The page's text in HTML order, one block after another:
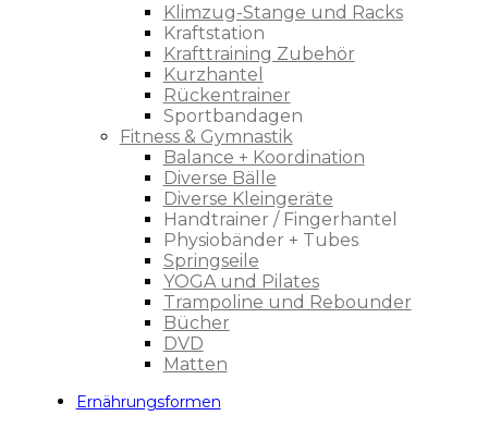
Klimzug-Stange und Racks
Kraftstation
Krafttraining Zubehör
Kurzhantel
Rückentrainer
Sportbandagen
Fitness & Gymnastik
Balance + Koordination
Diverse Bälle
Diverse Kleingeräte
Handtrainer / Fingerhantel
Physiobänder + Tubes
Springseile
YOGA und Pilates
Trampoline und Rebounder
Bücher
DVD
Matten
Ernährungsformen